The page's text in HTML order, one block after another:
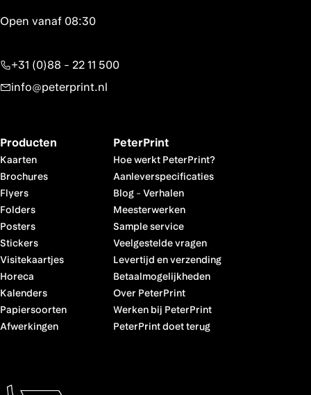
+31 (0)88 - 22 11 500
info@peterprint.nl
Producten
Kaarten
Brochures
Flyers
Folders
Posters
Stickers
Visitekaartjes
Horeca
Kalenders
Papiersoorten
Afwerkingen
PeterPrint
Hoe werkt PeterPrint?
Aanleverspecificaties
Blog- Verhalen
Meesterwerken
Sample service
Veelgestelde vragen
Levertijd en verzending
Betaalmogelijkheden
Over PeterPrint
Werken bij PeterPrint
PeterPrint doet terug